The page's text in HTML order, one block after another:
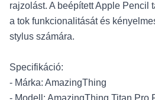
rajzolást. A beépített Apple Pencil
a tok funkcionalitását és
stylus számára.
Specifikáció:
- Márka: AmazingThing
- Modell: AmazingThing Titan Pro